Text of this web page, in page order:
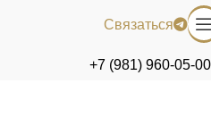
Связаться
+7 (981) 960-05-00